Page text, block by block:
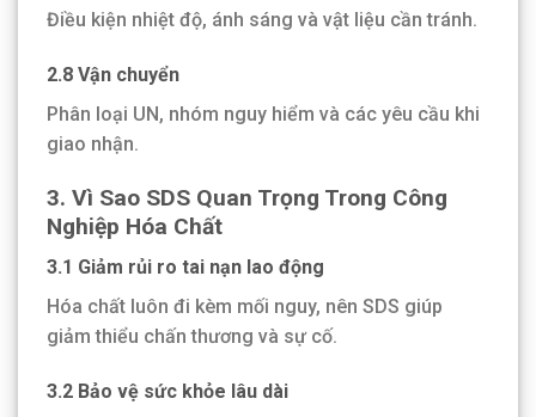
Điều kiện nhiệt độ, ánh sáng và vật liệu cần tránh.
2.8 Vận chuyển
Phân loại UN, nhóm nguy hiểm và các yêu cầu khi
giao nhận.
3. Vì Sao SDS Quan Trọng Trong Công
Nghiệp Hóa Chất
3.1 Giảm rủi ro tai nạn lao động
Hóa chất luôn đi kèm mối nguy, nên SDS giúp
giảm thiểu chấn thương và sự cố.
3.2 Bảo vệ sức khỏe lâu dài